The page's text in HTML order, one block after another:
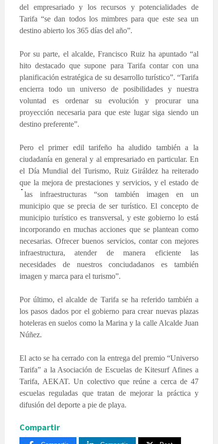
del empresariado y los recursos y potencialidades de
Tarifa “se dan todos los mimbres para que este sea un
destino abierto los 365 días del año”.
Por su parte, el alcalde, Francisco Ruiz ha apuntado “al
hito destacado que supone para Tarifa contar con una
planificación estratégica de su desarrollo turístico”. “Tarifa
encierra todo un universo de posibilidades y nuestra
voluntad es ordenar su evolución y procurar una
proyección necesaria para que este lugar siga siendo un
destino preferente”.
Pero el primer edil tarifeño ha aludido también a la
ciudadanía en general y al empresariado en particular. En
el Día Mundial del Turismo, Ruiz Giráldez ha reiterado
que la mejora de prestaciones y servicios, y el estado de
las infraestructuras “son tambiénimagen en un
municipio que se precia de ser turístico. El concepto de
municipio turístico es transversal, y este gobierno lo está
incorporando en muchas acciones que se plantean como
necesarias. Ofrecer buenos servicios, contar con mejores
infraestructura, atender de manera eficiente las
necesidades de nuestros conciudadanos es también
imagen y marca para el turismo”.
Por último, el alcalde de Tarifa se ha referido también a
los pasos dados por el gobierno para crear nuevas plazas
hoteleras en suelos como la Marina y la calle Alcalde Juan
Núñez.
El acto se ha cerrado con la entrega del premio “Universo
Tarifa” a la Asociación de Escuelas de Kitesurf Afines a
Tarifa, AEKAT. Un colectivo que reúne a cerca de 47
escuelas reguladas que tratan de mejorar la práctica y
difusión del deporte a pie de playa.
Compartir